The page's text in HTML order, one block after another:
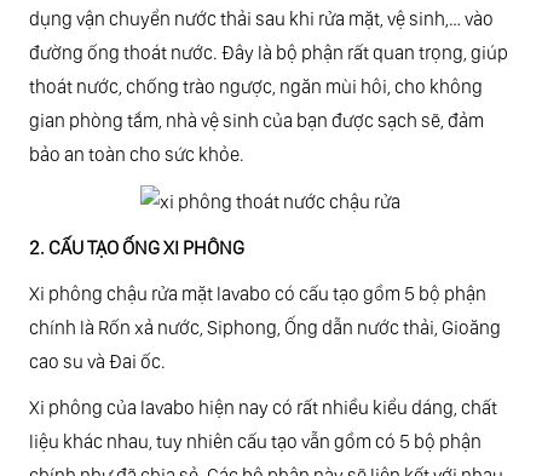
dụng vận chuyển nước thải sau khi rửa mặt, vệ sinh,… vào
đường ống thoát nước. Đây là bộ phận rất quan trọng, giúp
thoát nước, chống trào ngược, ngăn mùi hôi, cho không
gian phòng tắm, nhà vệ sinh của bạn được sạch sẽ, đảm
bảo an toàn cho sức khỏe.
2. CẤU TẠO ỐNG XI PHÔNG
Xi phông chậu rửa mặt lavabo có cấu tạo gồm 5 bộ phận
chính là Rốn xả nước, Siphong, Ống dẫn nước thải, Gioăng
cao su và Đai ốc.
Xi phông của lavabo hiện nay có rất nhiều kiểu dáng, chất
liệu khác nhau, tuy nhiên cấu tạo vẫn gồm có 5 bộ phận